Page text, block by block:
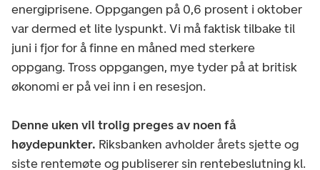
energiprisene. Oppgangen på 0,6 prosent i oktober
var dermed et lite lyspunkt. Vi må faktisk tilbake til
juni i fjor for å finne en måned med sterkere
oppgang. Tross oppgangen, mye tyder på at britisk
økonomi er på vei inn i en resesjon.
Denne uken vil trolig preges av noen få
høydepunkter. Riksbanken avholder årets sjette og
siste rentemøte og publiserer sin rentebeslutning kl.